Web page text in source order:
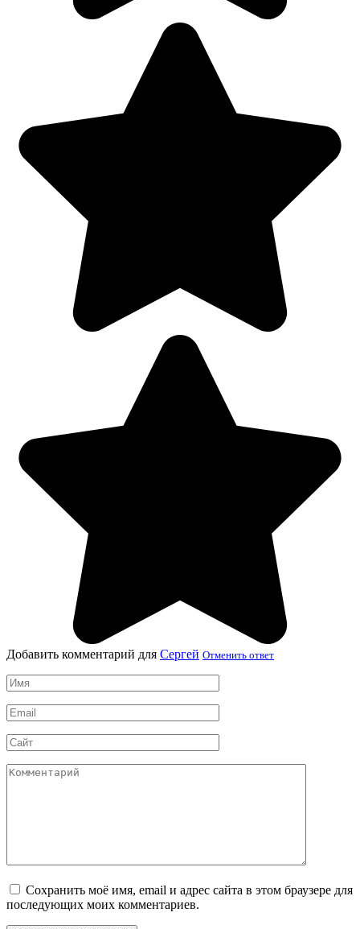
Добавить комментарий для Сергей Отменить ответ
Имя
*
Email
*
Сайт
Комментарий
Сохранить моё имя, email и адрес сайта в этом браузере для
последующих моих комментариев.